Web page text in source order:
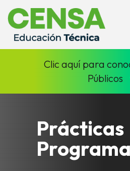
Clic aquí para
Públicos
Prácticas